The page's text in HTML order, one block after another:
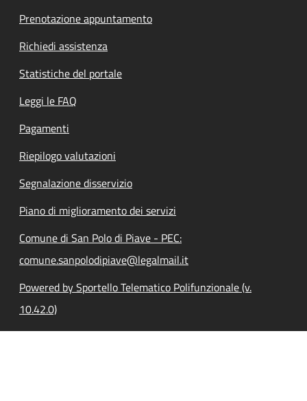
Prenotazione appuntamento
Richiedi assistenza
Statistiche del portale
Leggi le FAQ
Pagamenti
Riepilogo valutazioni
Segnalazione disservizio
Piano di miglioramento dei servizi
Comune di San Polo di Piave - PEC:
comune.sanpolodipiave@legalmail.it
Powered by Sportello Telematico Polifunzionale (v.
10.42.0)